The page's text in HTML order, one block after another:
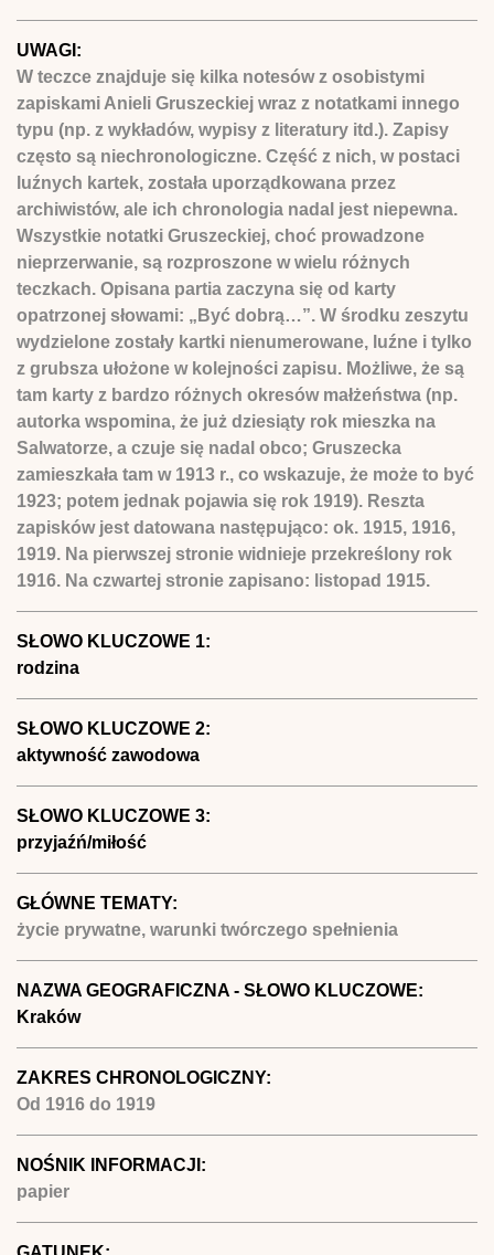
UWAGI:
W teczce znajduje się kilka notesów z osobistymi
zapiskami Anieli Gruszeckiej wraz z notatkami innego
typu (np. z wykładów, wypisy z literatury itd.). Zapisy
często są niechronologiczne. Część z nich, w postaci
luźnych kartek, została uporządkowana przez
archiwistów, ale ich chronologia nadal jest niepewna.
Wszystkie notatki Gruszeckiej, choć prowadzone
nieprzerwanie, są rozproszone w wielu różnych
teczkach. Opisana partia zaczyna się od karty
opatrzonej słowami: „Być dobrą…”. W środku zeszytu
wydzielone zostały kartki nienumerowane, luźne i tylko
z grubsza ułożone w kolejności zapisu. Możliwe, że są
tam karty z bardzo różnych okresów małżeństwa (np.
autorka wspomina, że już dziesiąty rok mieszka na
Salwatorze, a czuje się nadal obco; Gruszecka
zamieszkała tam w 1913 r., co wskazuje, że może to być
1923; potem jednak pojawia się rok 1919). Reszta
zapisków jest datowana następująco: ok. 1915, 1916,
1919. Na pierwszej stronie widnieje przekreślony rok
1916. Na czwartej stronie zapisano: listopad 1915.
SŁOWO KLUCZOWE 1:
rodzina
SŁOWO KLUCZOWE 2:
aktywność zawodowa
SŁOWO KLUCZOWE 3:
przyjaźń/miłość
GŁÓWNE TEMATY:
życie prywatne, warunki twórczego spełnienia
NAZWA GEOGRAFICZNA - SŁOWO KLUCZOWE:
Kraków
ZAKRES CHRONOLOGICZNY:
Od 1916 do 1919
NOŚNIK INFORMACJI:
papier